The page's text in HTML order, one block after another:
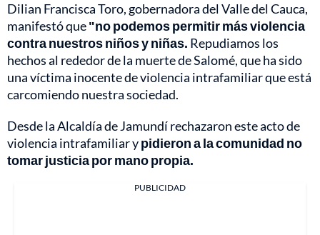
Dilian Francisca Toro, gobernadora del Valle del Cauca,
manifestó que"no podemos permitir más violencia
contra nuestros niños y niñas. Repudiamos los
hechos al rededor de la muerte de Salomé, que ha sido
una víctima inocente de violencia intrafamiliar que está
carcomiendo nuestra sociedad.
Desde la Alcaldía de Jamundí rechazaron este acto de
violencia intrafamiliar ypidieron a la comunidad no
tomar justicia por mano propia.
PUBLICIDAD